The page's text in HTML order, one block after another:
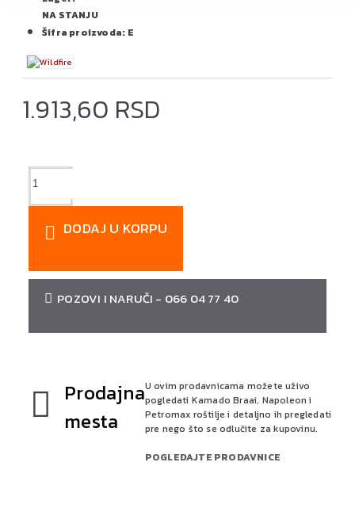
1.913,60 RSD
NA STANJU
Šifra proizvoda: E
DODAJ U KORPU
POZOVI I NARUČI - 066 04 77 40
Prodajna
mesta
U ovim prodavnicama možete uživo
pogledati Kamado Braai, Napoleon i
Petromax roštilje i detaljno ih pregledati
pre nego što se odlučite za kupovinu.
POGLEDAJTE PRODAVNICE